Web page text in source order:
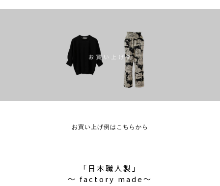
お買い上げ例はこちらから
「日本職人製」
〜 factory made〜